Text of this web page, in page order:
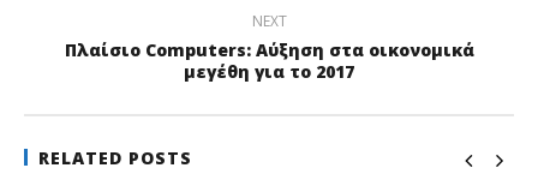
NEXT
Πλαίσιο Computers: Αύξηση στα οικονομικά
μεγέθη για το 2017
RELATED POSTS